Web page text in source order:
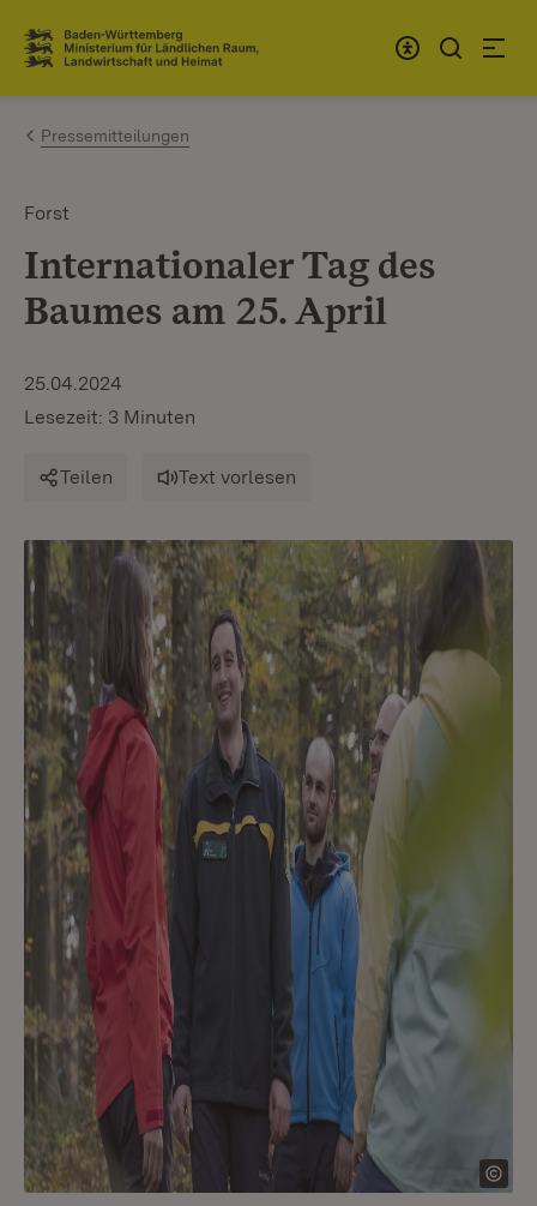
Zum Inhalt springen
Link zur Startseite
Pressemitteilungen
Forst
Internationaler Tag des
Baumes am 25. April
25.04.2024
Lesezeit: 3 Minuten
Teilen Text vorlesen